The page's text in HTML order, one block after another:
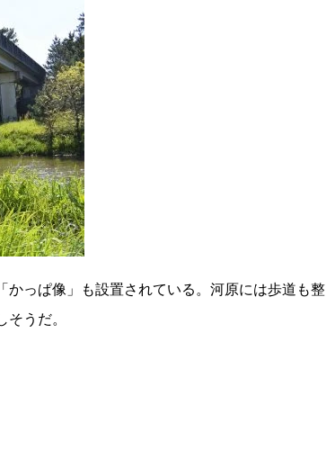
っぱ像」も設置されている。河原には歩道も整
うだ。